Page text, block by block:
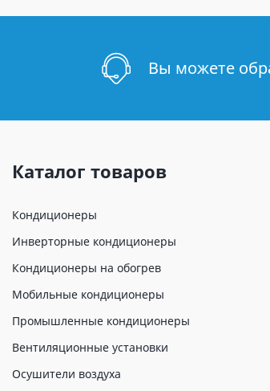
Вы можете
Каталог товаров
Кондиционеры
Инверторные кондиционеры
Кондиционеры на обогрев
Мобильные кондиционеры
Промышленные кондиционеры
Вентиляционные установки
Осушители воздуха